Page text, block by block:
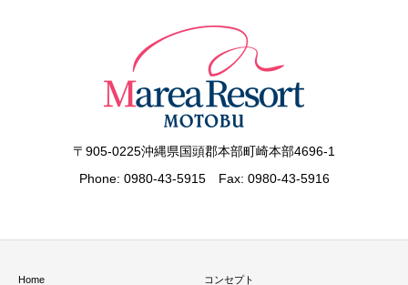
〒905-0225沖縄県国頭郡本部町崎本部4696-1
Phone: 0980-43-5915 Fax: 0980-43-5916
Home コンセプト